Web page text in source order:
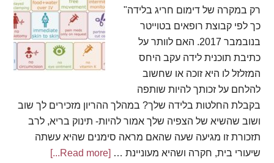
רק במקרה של דימום חריג בלידה"
כך לפי קבוצת רופאים בטוייטר
בנובמבר 2017. האם לוותר על
כתיבת תוכנית לידה עקב היחס
המזלזל לו היא זוכה או שחשוב
להלחם על זכותך להיות שותפה
בקבלת החלטות בלידה שלך? במהלך ההריון מזכירים לך שוב
ושוב שהשיא של הצפיה שלך אמור להיות- תינוק בריא, לרב
תזכורת זו מגיעה שעה שהאם מראה סימנים שהיא עשתה
שיעורי בית, חקרה ושהיא מעוניינת … [Read more...]
about